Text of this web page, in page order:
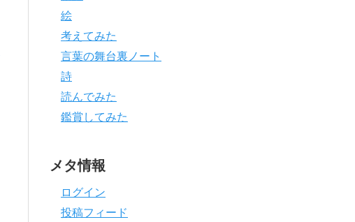
絵
考えてみた
言葉の舞台裏ノート
詩
読んでみた
鑑賞してみた
メタ情報
ログイン
投稿フィード